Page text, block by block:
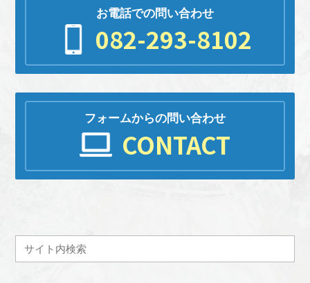
お電話での問い合わせ
082-293-8102
フォームからの問い合わせ
CONTACT